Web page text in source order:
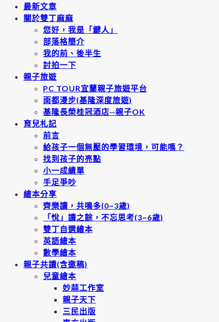
最新文章
關於雙丁麻麻
您好，我是「鍵人」
部落格簡介
我的前、後半生
討拍一下
親子旅遊
PC TOUR宜蘭親子旅遊平台
雨都漫步(基隆深度旅遊)
基隆長榮桂冠酒店─親子OK
育兒札記
前言
給孩子一個無壓的學習環境，可能嗎？
找到孩子的亮點
小一成績單
手足爭吵
繪本分享
齊樂讀，共鳴多(0~3歲)
「悅」讀之餘，不忘思考(3~6歲)
雙丁自選繪本
英語繪本
數學繪本
親子共讀(含邀稿)
兒童繪本
妙蒜工作室
親子天下
三民出版